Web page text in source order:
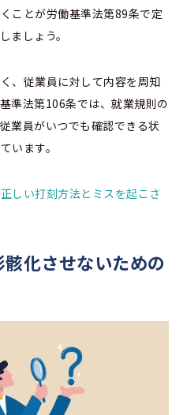
ことが労働基準法第89条で定
ましょう。
、従業員に対して内容を周知
準法第106条では、就業規則の
業員がいつでも確認できる状
います。
しい打刻方法とミスを起こさ
化させないための